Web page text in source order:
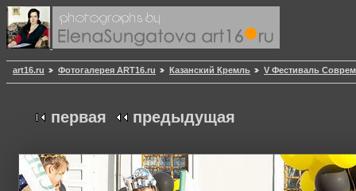
art16.ru Фотогалерея ART16.ru Казанский Кремль V Фестиваль
первая предыдущая